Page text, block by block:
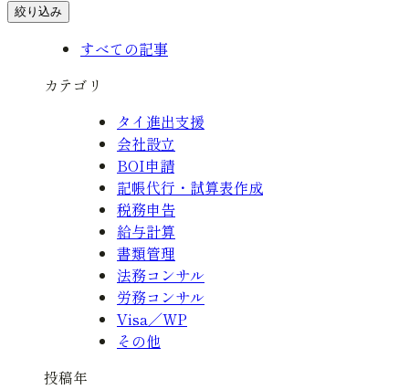
絞り込み
すべての記事
カテゴリ
タイ進出支援
会社設立
BOI申請
記帳代行・試算表作成
税務申告
給与計算
書類管理
法務コンサル
労務コンサル
Visa／WP
その他
投稿年